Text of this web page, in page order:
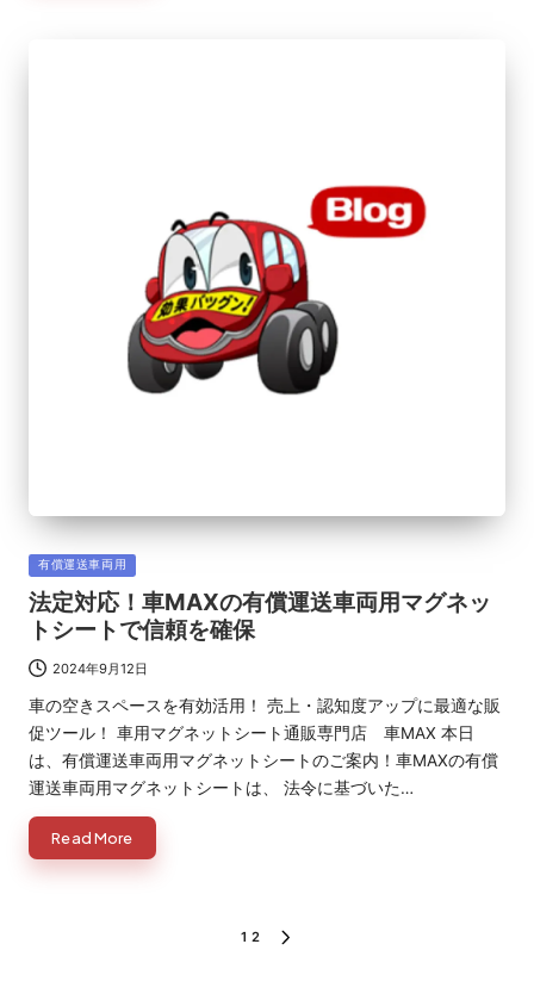
Posted
in
有償運送車両用
法定対応！車MAXの有償運送車両用マグネッ
トシートで信頼を確保
2024年9月12日
車の空きスペースを有効活用！ 売上・認知度アップに最適な販
促ツール！ 車用マグネットシート通販専門店 車MAX 本日
は、有償運送車両用マグネットシートのご案内！車MAXの有償
運送車両用マグネットシートは、 法令に基づいた…
Read More
1 2